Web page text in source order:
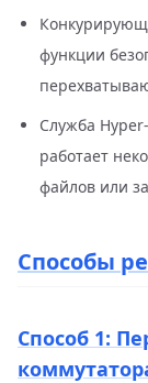
функции
Служба
работает
файлов или
Способы
Способ 1: